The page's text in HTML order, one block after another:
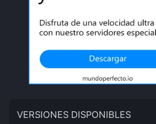
VERSIONES DISPONIBLES